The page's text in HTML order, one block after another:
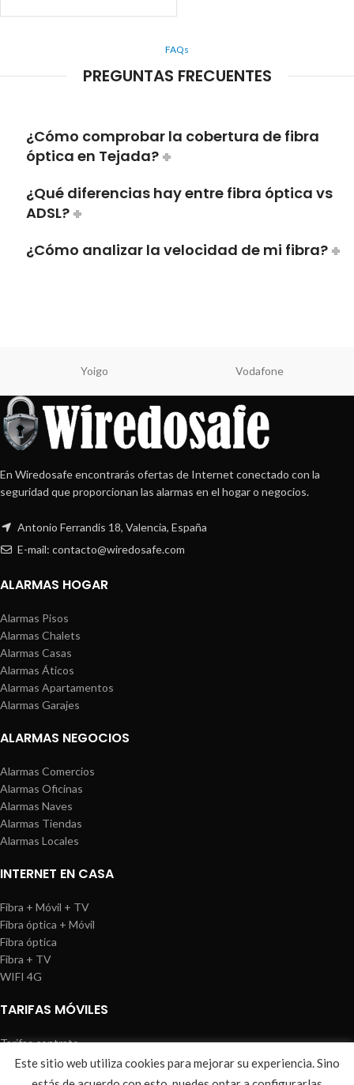
FAQs
PREGUNTAS FRECUENTES
¿Cómo comprobar la cobertura de fibra
óptica en Tejada?
¿Qué diferencias hay entre fibra óptica vs
ADSL?
¿Cómo analizar la velocidad de mi fibra?
Yoigo Vodafone
En Wiredosafe encontrarás ofertas de Internet conectado con la
seguridad que proporcionan las alarmas en el hogar o negocios.
Antonio Ferrandis 18, Valencia, España
E-mail: contacto@wiredosafe.com
ALARMAS HOGAR
Alarmas Pisos
Alarmas Chalets
Alarmas Casas
Alarmas Áticos
Alarmas Apartamentos
Alarmas Garajes
ALARMAS NEGOCIOS
Alarmas Comercios
Alarmas Oficinas
Alarmas Naves
Alarmas Tiendas
Alarmas Locales
INTERNET EN CASA
Fibra + Móvil + TV
Fibra óptica + Móvil
Fibra óptica
Fibra + TV
WIFI 4G
TARIFAS MÓVILES
Tarifas contrato
Tarifas prepago
WIREDOSAFE Aviso Legal Política de Cookies |Sitemap
Este sitio web utiliza cookies para mejorar su experiencia. Sino